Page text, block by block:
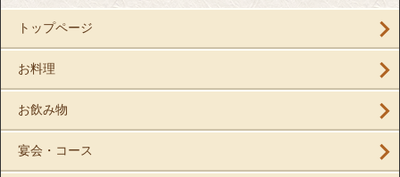
トップページ
お料理
お飲み物
宴会・コース